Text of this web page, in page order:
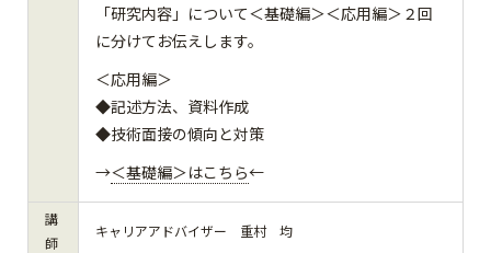
「研究内容」について＜基礎編＞＜応用編＞２回
に分けてお伝えします。
＜応用編＞
◆記述方法、資料作成
◆技術面接の傾向と対策
→＜基礎編＞はこちら←
講
師
キャリアアドバイザー 重村 均